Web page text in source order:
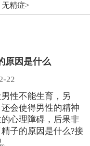
无精症>
原因是什么
22
性不能生育，另
会使得男性的精神
心理障碍，后果非
子的原因是什么?接